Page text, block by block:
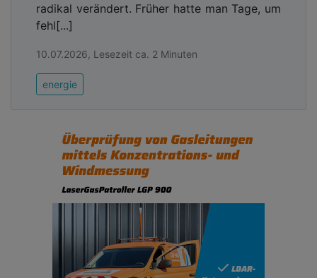
radikal verändert. Früher hatte man Tage, um
fehl[...]
10.07.2026, Lesezeit ca. 2 Minuten
energie